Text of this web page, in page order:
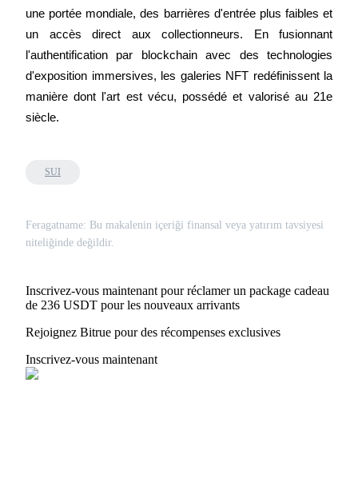
Parrainage
Invitez un ami pour recevoir des récompenses en espèces
Deposit CASHCAT & Win
une portée mondiale, des barrières d'entrée plus faibles et
un accès direct aux collectionneurs. En fusionnant
l'authentification par blockchain avec des technologies
d'exposition immersives, les galeries NFT redéfinissent la
manière dont l'art est vécu, possédé et valorisé au 21e
siècle.
SUI
Feragatname: Bu makalenin içeriği finansal veya yatırım tavsiyesi
niteliğinde değildir.
Inscrivez-vous maintenant pour réclamer un package cadeau
de 236 USDT pour les nouveaux arrivants
Rejoignez Bitrue pour des récompenses exclusives
Inscrivez-vous maintenant